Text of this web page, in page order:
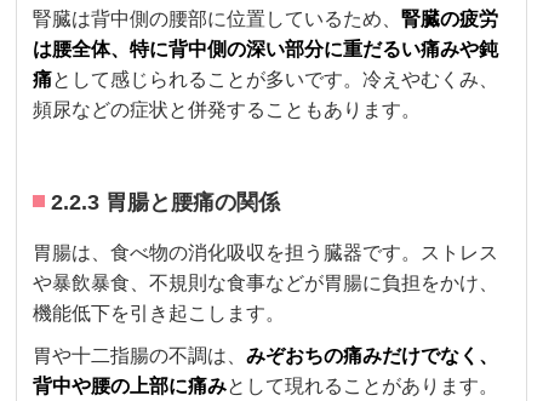
腎臓は背中側の腰部に位置しているため、腎臓の疲労
は腰全体、特に背中側の深い部分に重だるい痛みや鈍
痛として感じられることが多いです。冷えやむくみ、
頻尿などの症状と併発することもあります。
2.2.3 胃腸と腰痛の関係
胃腸は、食べ物の消化吸収を担う臓器です。ストレス
や暴飲暴食、不規則な食事などが胃腸に負担をかけ、
機能低下を引き起こします。
胃や十二指腸の不調は、みぞおちの痛みだけでなく、
背中や腰の上部に痛みとして現れることがあります。